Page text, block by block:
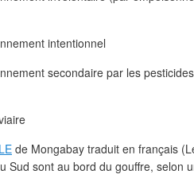
intentionnel
secondaire par les
de Mongabay traduit en français
Sud sont au bord du gouffre, selon